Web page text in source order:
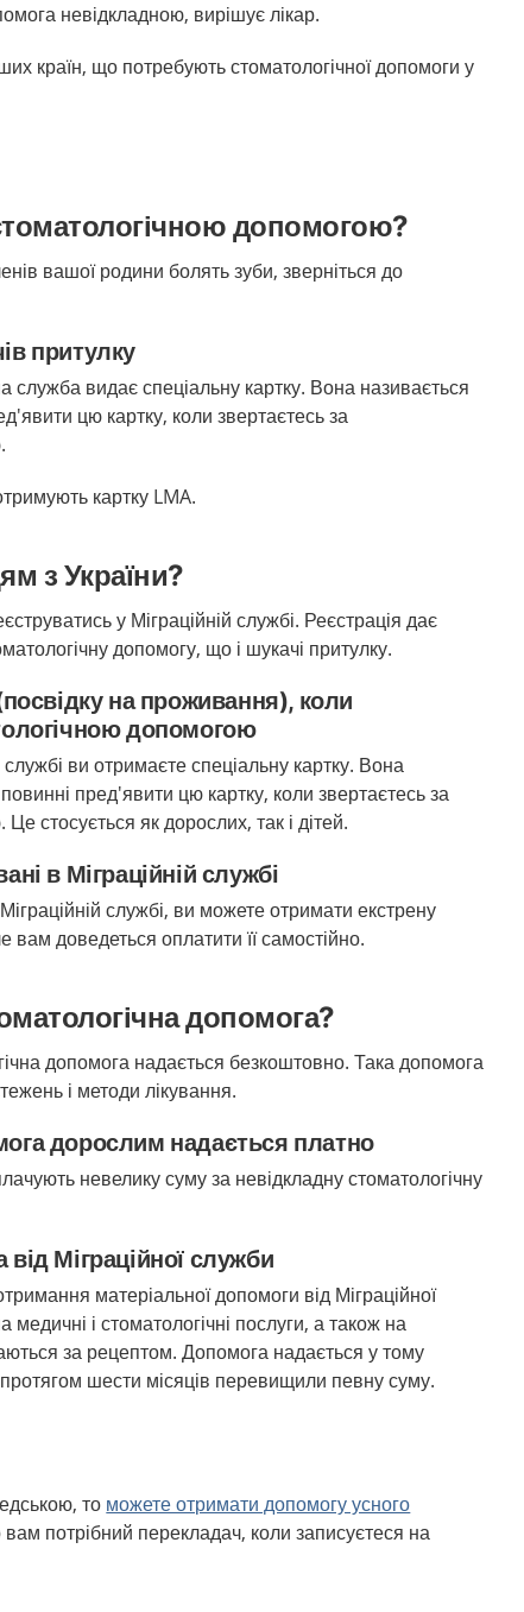
невідкладною, вирішує лікар.
країн, що потребують стоматологічної допомоги у
допомогою?
вашої родини болять зуби, зверніться до
притулку
служба видає спеціальну картку. Вона називається
цю картку, коли звертаєтесь за
картку LMA.
з України?
у Міграційній службі. Реєстрація дає
допомогу, що і шукачі притулку.
на проживання), коли
допомогою
службі ви отримаєте спеціальну картку. Вона
пред'явити цю картку, коли звертаєтесь за
стосується як дорослих, так і дітей.
в Міграційній службі
службі, ви можете отримати екстрену
вам доведеться оплатити її самостійно.
допомога?
допомога надається безкоштовно. Така допомога
і методи лікування.
дорослим надається платно
невелику суму за невідкладну стоматологічну
Міграційної служби
матеріальної допомоги від Міграційної
і стоматологічні послуги, а також на
за рецептом. Допомога надається у тому
шести місяців перевищили певну суму.
, то можете отримати допомогу усного
потрібний перекладач, коли записуєтеся на